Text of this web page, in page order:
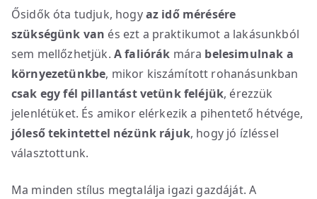
Ősidők óta tudjuk, hogyaz idő mérésére
szükségünk van és ezt a praktikumot a lakásunkból
sem mellőzhetjük. A faliórák mára belesimulnak a
környezetünkbe, mikor kiszámított rohanásunkban
csak egy fél pillantást vetünk feléjük, érezzük
jelenlétüket. És amikor elérkezik a pihentető hétvége,
jóleső tekintettel nézünk rájuk, hogy jó ízléssel
választottunk.
Ma minden stílus megtalálja igazi gazdáját. A